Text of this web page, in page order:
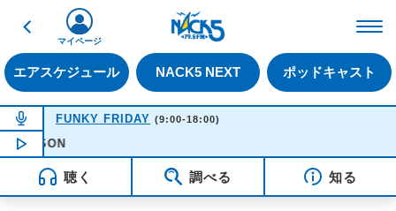
戻る
エアスケジュール NACK5 NEXT ポッドキャスト
マイページ
NOW ON AIR
FUNKY FRIDAY (9:00-18:00)
NOW PLAYING
聴く 調べる 知る